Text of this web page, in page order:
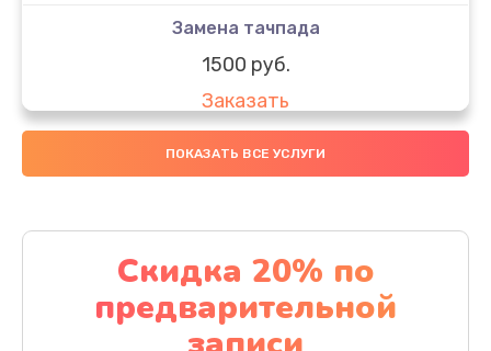
Замена тачпада
1500 руб.
Заказать
Замена южного моста
Заказать
Чистка от пыли
1060 руб.
ПОКАЗАТЬ ВСЕ УСЛУГИ
Скидка 20% по
предварительной